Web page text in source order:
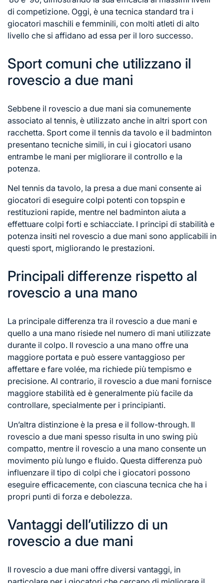
di competizione. Oggi, è una tecnica standard tra i
giocatori maschili e femminili, con molti atleti di alto
livello che si affidano ad essa per il loro successo.
Sport comuni che utilizzano il
rovescio a due mani
Sebbene il rovescio a due mani sia comunemente
associato al tennis, è utilizzato anche in altri sport con
racchetta. Sport come il tennis da tavolo e il badminton
presentano tecniche simili, in cui i giocatori usano
entrambe le mani per migliorare il controllo e la
potenza.
Nel tennis da tavolo, la presa a due mani consente ai
giocatori di eseguire colpi potenti con topspin e
restituzioni rapide, mentre nel badminton aiuta a
effettuare colpi forti e schiacciate. I principi di stabilità e
potenza insiti nel rovescio a due mani sono applicabili in
questi sport, migliorando le prestazioni.
Principali differenze rispetto al
rovescio a una mano
La principale differenza tra il rovescio a due mani e
quello a una mano risiede nel numero di mani utilizzate
durante il colpo. Il rovescio a una mano offre una
maggiore portata e può essere vantaggioso per
affettare e fare volée, ma richiede più tempismo e
precisione. Al contrario, il rovescio a due mani fornisce
maggiore stabilità ed è generalmente più facile da
controllare, specialmente per i principianti.
Un’altra distinzione è la presa e il follow-through. Il
rovescio a due mani spesso risulta in uno swing più
compatto, mentre il rovescio a una mano consente un
movimento più lungo e fluido. Questa differenza può
influenzare il tipo di colpi che i giocatori possono
eseguire efficacemente, con ciascuna tecnica che ha i
propri punti di forza e debolezza.
Vantaggi dell’utilizzo di un
rovescio a due mani
Il rovescio a due mani offre diversi vantaggi, in